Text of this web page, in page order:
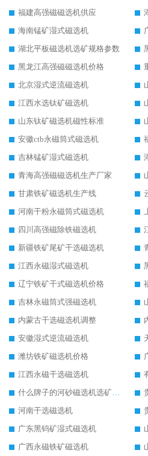
福建高强磁磁选机供应
海南锰矿湿式磁选机
湖北平板磁选机选矿规格参数
黑龙江高强磁磁选机价格
北京湿式逆流磁选机
江西水选钛矿磁选机
山东钛矿磁选机磁性标准
安徽ctb永磁筒式磁选机
吉林锰矿湿式磁选机
青海高强磁磁选机生产厂家
甘肃铁矿磁选机生产线
河南干粉永磁筒式磁选机
四川高强磁除铁磁选机
新疆铁矿尾矿干选磁选机
江西永磁湿式磁选机
辽宁铁矿干式磁选机价格
吉林永磁筒式强磁选机
内蒙古干选磁选机调整
安徽湿式逆流磁选机
潍坊铁矿磁选机价格
江西永磁干选磁选机
什么牌子的河砂磁选机选矿效果好
河南干选磁选机
广东黑钨矿湿式磁选机
广西永磁铁矿磁选机